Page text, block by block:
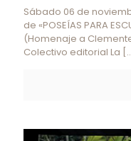
Sábado 06 de
de «POSEÍAS PARA
(Homenaje a
Colectivo editorial La